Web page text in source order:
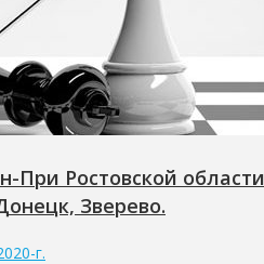
При Ростовской
Зверево.
г.